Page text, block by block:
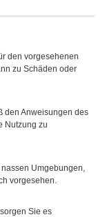
den vorgesehenen
zu Schäden oder
den Anweisungen des
Nutzung zu
Umgebungen,
vorgesehen.
Sie es